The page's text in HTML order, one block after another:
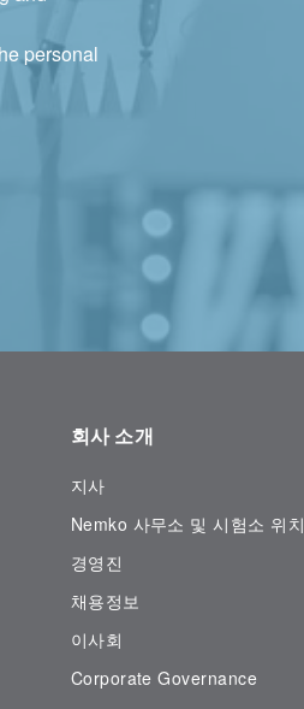
personal
회사 소개
지사
Nemko 사무소 및 시험소 위치
경영진
채용정보
이사회
Corporate Governance